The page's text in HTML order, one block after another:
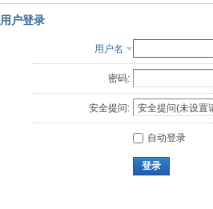
用户登录
用户名
密码:
安全提问:
自动登录
登录